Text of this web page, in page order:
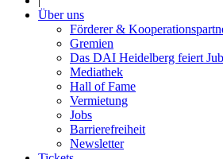
Über uns
Förderer &
Gremien
Das DAI Heidelberg feiert
Mediathek
Hall of Fame
Vermietung
Jobs
Barrierefreiheit
Newsletter